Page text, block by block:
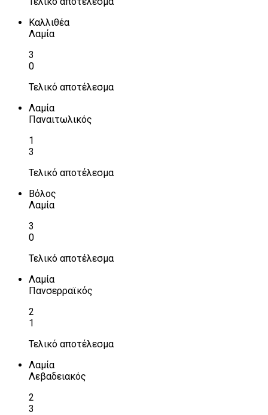
Καλλιθέα
Λαμία
3
0
Τελικό αποτέλεσμα
Λαμία
Παναιτωλικός
1
3
Τελικό αποτέλεσμα
Βόλος
Λαμία
3
0
Τελικό αποτέλεσμα
Λαμία
Πανσερραϊκός
2
1
Τελικό αποτέλεσμα
Λαμία
Λεβαδειακός
2
3